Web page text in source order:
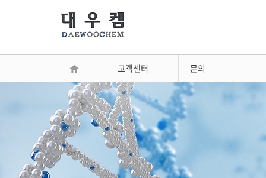
고객센터 문의